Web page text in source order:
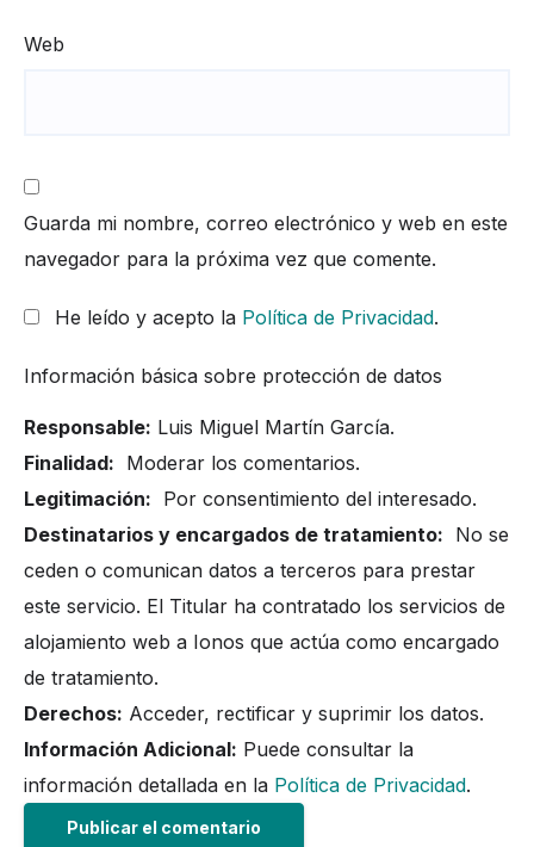
Web
Guarda mi nombre, correo electrónico y web en este
navegador para la próxima vez que comente.
He leído y acepto la Política de Privacidad.
Información básica sobre protección de datos
Responsable: Luis Miguel Martín García.
Finalidad: Moderar los comentarios.
Legitimación: Por consentimiento del interesado.
Destinatarios y encargados de tratamiento: No se
ceden o comunican datos a terceros para prestar
este servicio. El Titular ha contratado los servicios de
alojamiento web a Ionos que actúa como encargado
de tratamiento.
Derechos: Acceder, rectificar y suprimir los datos.
Información Adicional: Puede consultar la
información detallada en la Política de Privacidad.